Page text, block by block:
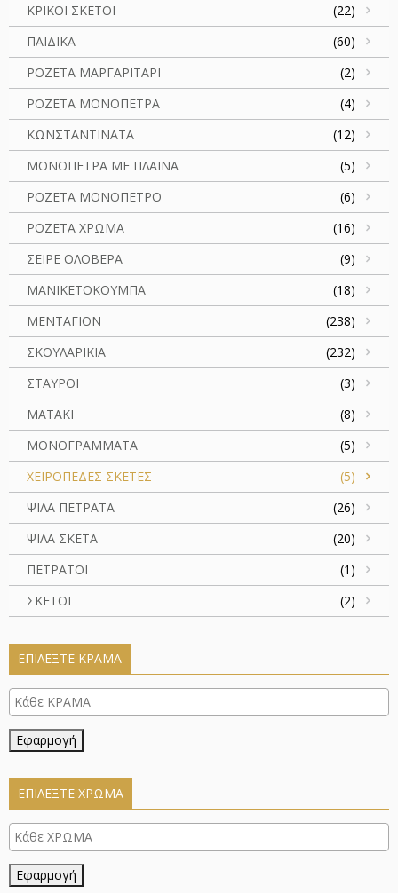
ΚΡΙΚΟΙ ΣΚΕΤΟΙ
(22)
ΠΑΙΔΙΚΑ
(60)
ΡΟΖΕΤΑ ΜΑΡΓΑΡΙΤΑΡΙ
(2)
ΡΟΖΕΤΑ ΜΟΝΟΠΕΤΡΑ
(4)
ΚΩΝΣΤΑΝΤΙΝΑΤΑ
(12)
ΜΟΝΟΠΕΤΡΑ ΜΕ ΠΛΑΙΝΑ
(5)
ΡΟΖΕΤΑ ΜΟΝΟΠΕΤΡΟ
(6)
ΡΟΖΕΤΑ ΧΡΩΜΑ
(16)
ΣΕΙΡΕ ΟΛΟΒΕΡΑ
(9)
ΜΑΝΙΚΕΤΟΚΟΥΜΠΑ
(18)
ΜΕΝΤΑΓΙΟΝ
(238)
ΣΚΟΥΛΑΡΙΚΙΑ
(232)
ΣΤΑΥΡΟΙ
(3)
ΜΑΤΑΚΙ
(8)
ΜΟΝΟΓΡΑΜΜΑΤΑ
(5)
ΧΕΙΡΟΠΕΔΕΣ ΣΚΕΤΕΣ
(5)
ΨΙΛΑ ΠΕΤΡΑΤΑ
(26)
ΨΙΛΑ ΣΚΕΤΑ
(20)
ΠΕΤΡΑΤΟΙ
(1)
ΣΚΕΤΟΙ
(2)
ΕΠΙΛΈΞΤΕ ΚΡΆΜΑ
Εφαρμογή
ΕΠΙΛΈΞΤΕ ΧΡΏΜΑ
Εφαρμογή